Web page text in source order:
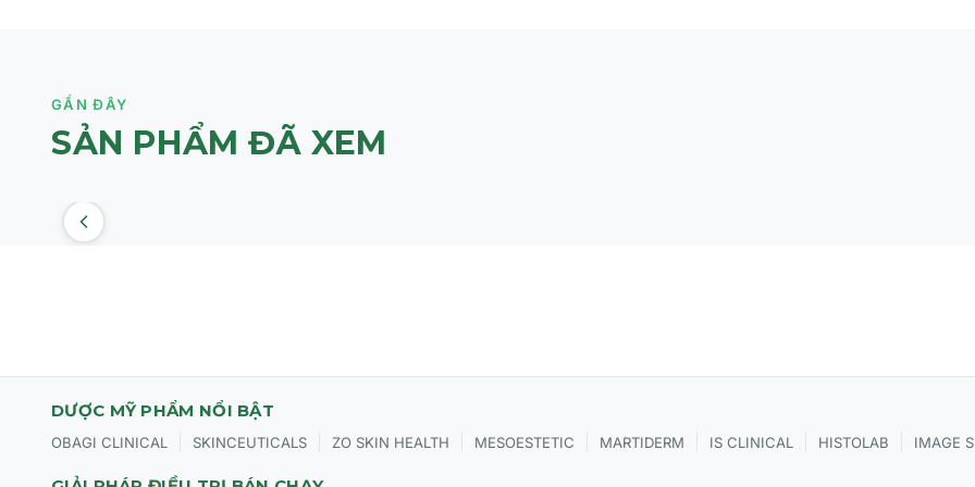
GẦN ĐÂY
SẢN PHẨM ĐÃ XEM
DƯỢC MỸ PHẨM NỔI BẬT
OBAGI CLINICAL SKINCEUTICALS ZO SKIN HEALTH MESOESTETIC MARTIDERM IS CLINICAL HISTOLAB IMAGE